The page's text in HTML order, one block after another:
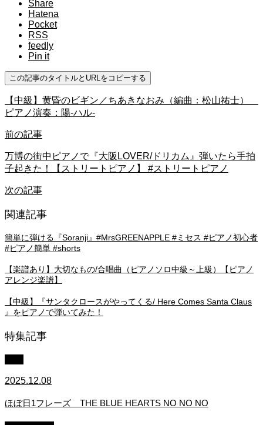
Share
Hatena
Pocket
RSS
feedly
Pin it
この記事のタイトルとURLをコピーする
【中級】黄昏のビギン／ちあきなおみ（編曲：松山祐士）
ピアノ演奏：陽-ハル-
前の記事
万博の街中ピアノで『大阪LOVER/ドリカム』弾いたら手拍
子起きた！【ストリートピアノ】 #ストリートピアノ
次の記事
関連記事
簡単に弾ける『Soranji』#MrsGREENAPPLE #ミセス #ピアノ初心者
#ピアノ簡単 #shorts
【楽譜あり】大切なもの/合唱曲（ピアノソロ中級～上級）【ピアノ
アレンジ楽譜】
【中級】『サンタクロースがやってくる/ Here Comes Santa Claus
』をピアノで弾いてみた！
特集記事
2025.12.08
ほぼ日1フレーズ THE BLUE HEARTS NO NO NO